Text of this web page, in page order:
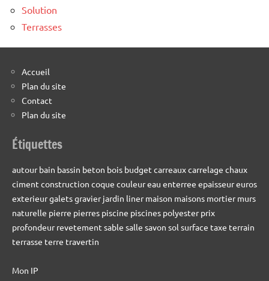
Solution
Terrasses
Accueil
Plan du site
Contact
Plan du site
Étiquettes
autour bain bassin beton bois budget carreauxcarrelage chaux
ciment construction coque couleureau enterree epaisseureuros
exterieurgaletsgravier jardin liner maison maisons mortier murs
naturelle pierre pierres piscine piscines polyester prix
profondeur revetement sable salle savon sol surface taxe terrain
terrasse terre travertin
Mon IP